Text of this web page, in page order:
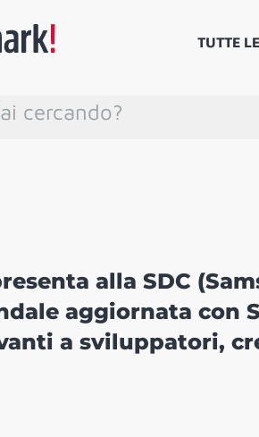
TUTTE
cercando?
alla SDC
aggiornata con
a sviluppatori,